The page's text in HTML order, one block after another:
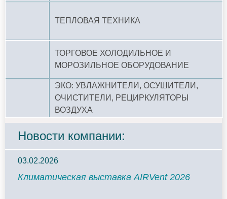
ТЕПЛОВАЯ ТЕХНИКА
ТОРГОВОЕ ХОЛОДИЛЬНОЕ И
МОРОЗИЛЬНОЕ ОБОРУДОВАНИЕ
ЭКО: УВЛАЖНИТЕЛИ, ОСУШИТЕЛИ,
ОЧИСТИТЕЛИ, РЕЦИРКУЛЯТОРЫ
ВОЗДУХА
Новости компании:
03.02.2026
Климатическая выставка AIRVent 2026